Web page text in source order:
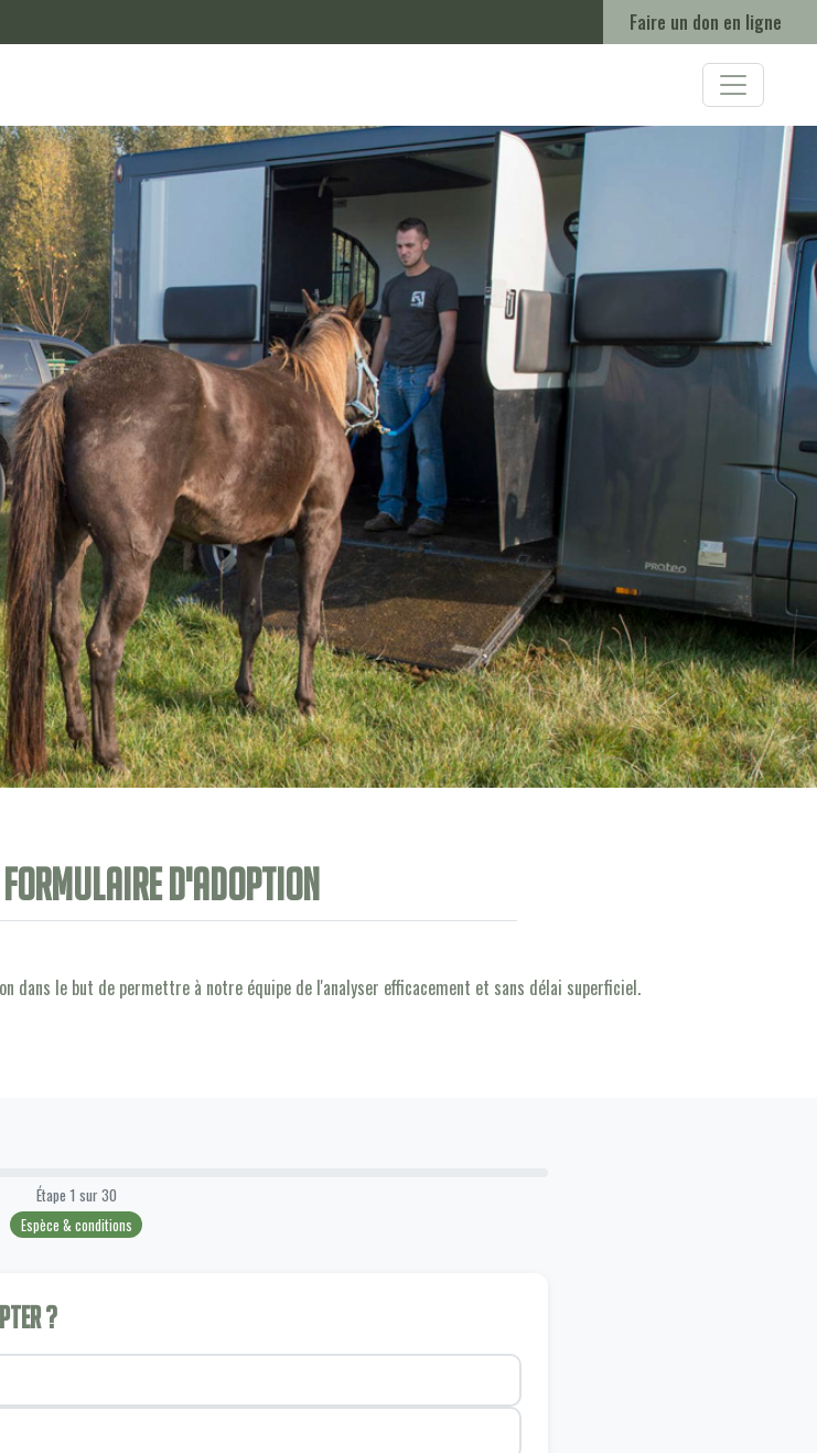
Faire un don en ligne
formulaire d'adoption
le but de permettre à notre équipe de l'analyser efficacement et sans délai superficiel.
Étape 1 sur30
Espèce & conditions
?